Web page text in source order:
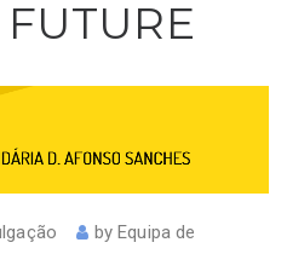
byEquipa de